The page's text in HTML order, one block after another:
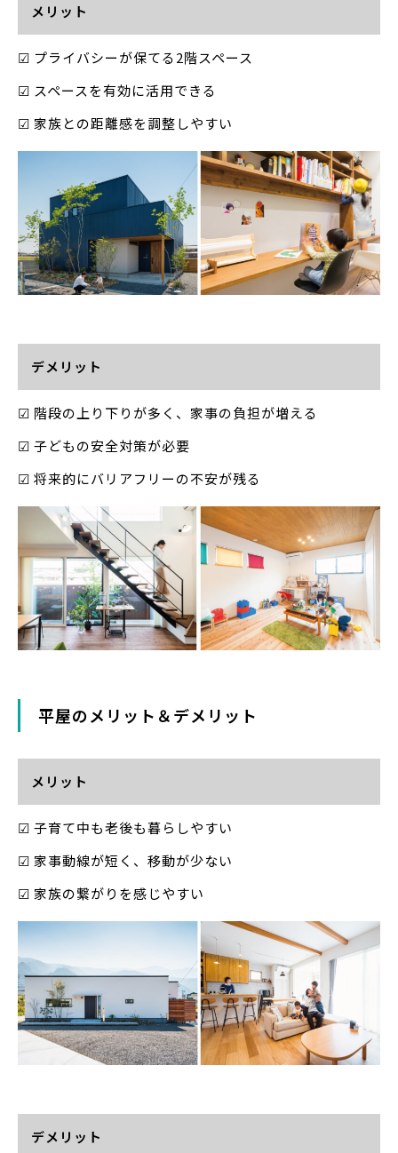
メリット
☑ プライバシーが保てる2階スペース
☑ スペースを有効に活用できる
☑ 家族との距離感を調整しやすい
デメリット
☑ 階段の上り下りが多く、家事の負担が増える
☑ 子どもの安全対策が必要
☑ 将来的にバリアフリーの不安が残る
平屋のメリット＆デメリット
メリット
☑ 子育て中も老後も暮らしやすい
☑ 家事動線が短く、移動が少ない
☑ 家族の繋がりを感じやすい
デメリット